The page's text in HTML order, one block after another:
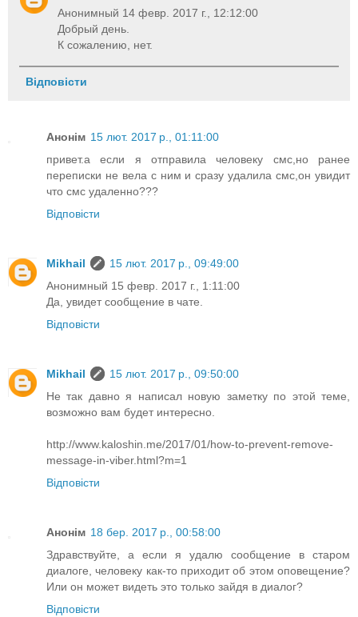
Анонимный 14 февр. 2017 г., 12:12:00
Добрый день.
К сожалению, нет.
Відповісти
Анонім 15 лют. 2017 р., 01:11:00
привет.а если я отправила человеку смс,но ранее
переписки не вела с ним и сразу удалила смс,он увидит
что смс удаленно???
Відповісти
Mikhail
15 лют. 2017 р., 09:49:00
Анонимный 15 февр. 2017 г., 1:11:00
Да, увидет сообщение в чате.
Відповісти
Mikhail
15 лют. 2017 р., 09:50:00
Не так давно я написал новую заметку по этой теме,
возможно вам будет интересно.
http://www.kaloshin.me/2017/01/how-to-prevent-remove-
message-in-viber.html?m=1
Відповісти
Анонім 18 бер. 2017 р., 00:58:00
Здравствуйте, а если я удалю сообщение в старом
диалоге, человеку как-то приходит об этом оповещение?
Или он может видеть это только зайдя в диалог?
Відповісти